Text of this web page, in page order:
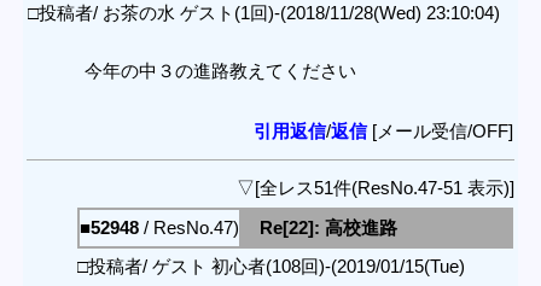
□投稿者/ お茶の水 ゲスト(1回)-(2018/11/28(Wed) 23:10:04)
今年の中３の進路教えてください
引用返信/返信[メール受信/OFF]
▽[全レス51件(ResNo.47-51 表示)]
■52948 / ResNo.47)
Re[22]: 高校進路
□投稿者/ ゲスト 初心者(108回)-(2019/01/15(Tue)